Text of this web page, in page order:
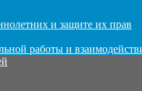
и защите их прав
работы и